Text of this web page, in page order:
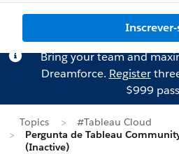
Inscrever-
Bring your team and
Dreamforce. Register
$999
Topics
#Tableau Cloud
Pergunta de Tableau
(Inactive)